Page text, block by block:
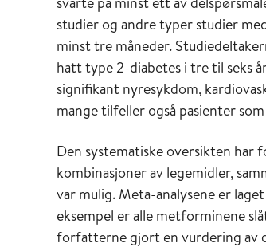
studier og andre typer studier
minst tre måneder.
hatt type 2-diabetes i tre til seks
signifikant nyresykdom,
mange tilfeller også pasienter
Den systematiske oversikten har
kombinasjoner av legemidler,
var mulig. Meta-analysene er
eksempel er alle metforminene
forfatterne gjort en vurdering av